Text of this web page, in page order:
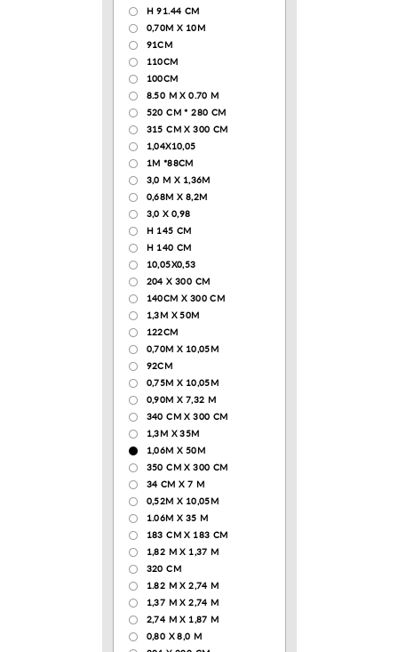
H 91.44 CM
0,70М Х 10М
91СМ
110CM
100CM
8.50 M X 0.70 M
520 СМ * 280 СМ
315 CM X 300 CM
1,04X10,05
1М *88СМ
3,0 М Х 1,36М
0,68М Х 8,2М
3,0 Х 0,98
H 145 CM
H 140 CM
10,05Х0,53
204 Х 300 СМ
140CM X 300 CM
1,3М Х 50М
122СМ
0,70М Х 10,05М
92CM
0,75М Х 10,05М
0,90М Х 7,32 М
340 CM X 300 CM
1,3M X 35M
1,06M X 50M
350 CM X 300 CM
34 CM X 7 M
0,52М Х 10,05М
1.06M X 35 M
183 СМ Х 183 СМ
1,82 М Х 1,37 М
320 CM
1.82 М Х 2,74 М
1,37 М Х 2,74 М
2,74 М Х 1,87 М
0,80 Х 8,0 М